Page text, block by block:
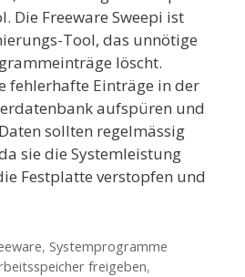
Die Freeware Sweepi ist
Tool, das unnötige
löscht.
fehlerhafte Einträge in der
aufspüren und
sollten regelmässig
sie die Systemleistung
Festplatte verstopfen und
, Systemprogramme
freigeben,